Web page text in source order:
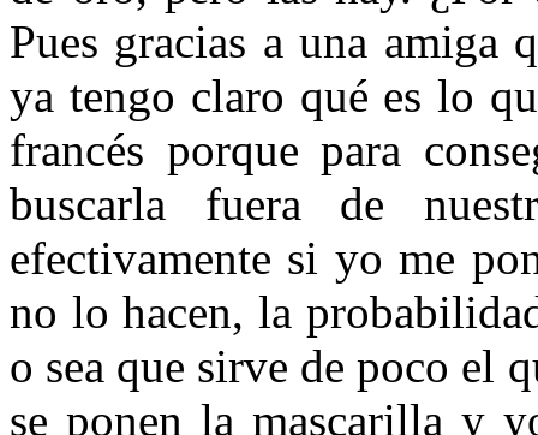
Pues gracias a una amiga
ya tengo claro qué es lo
francés porque para
buscarla fuera de
efectivamente si yo me
no lo hacen, la
o sea que sirve de poco el
se ponen la mascarilla y